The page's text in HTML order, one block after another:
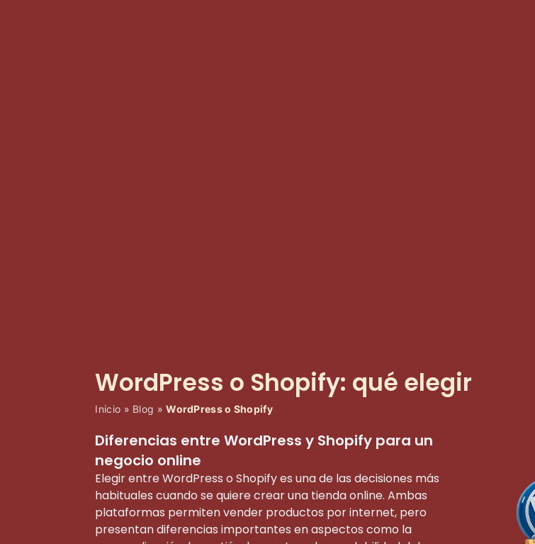
WordPress o Shopify: qué elegir
Inicio » Blog »WordPress o Shopify
Diferencias entre WordPress y Shopify para un
negocio online
Elegir entre WordPress o Shopify es una de las decisiones más
habituales cuando se quiere crear una tienda online. Ambas
plataformas permiten vender productos por internet, pero
presentan diferencias importantes en aspectos como la